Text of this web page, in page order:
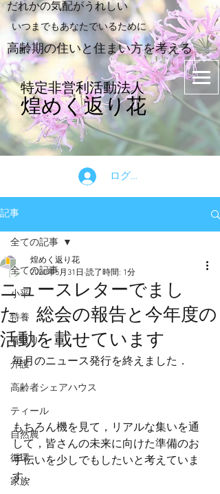
​だれかの気配がうれしい
​いつまでもあなたでいるために
​高齢期の住いと住まい方を考える
特定非営利活動法人
煌めく返り花
ログイン
記事
全ての記事
小平
特養
看取り
介護
高齢者シェアハウス
ティール
自然農
循環
家族
全ての記事
ニュースレターでまし
た 総会の報告と今年度の
活動を載せています
煌めく返り花
2020年5月31日 読了時間: 1分
毎月のニュース発行を終えました．
もちろん機を見て，リアルな集いを通
して，皆さんの未来に向けた準備のお
手伝いを少しでもしたいと考えていま
す．